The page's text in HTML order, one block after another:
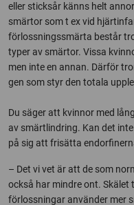
eller sticksår känns helt
smärtor som t ex vid
förlossningssmärta består
typer av smärtor. Vissa
men inte en annan. Därför
gen som styr den totala
Du säger att kvinnor med
av smärtlindring. Kan det
på sig att frisätta
– Det vi vet är att de som
också har mindre ont.
förlossningar använder mer